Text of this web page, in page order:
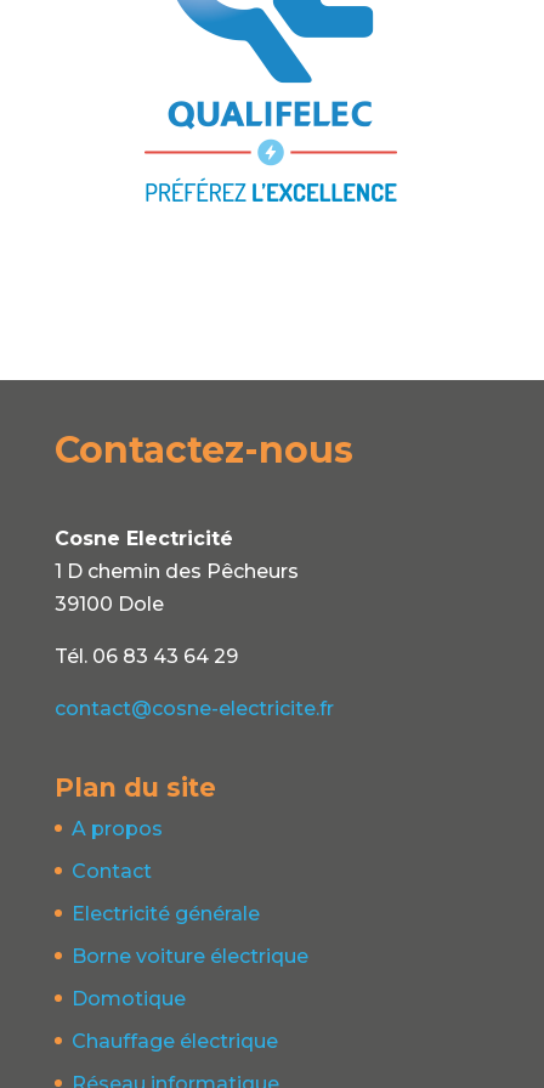
Contactez-nous
Cosne Electricité
1 D chemin des Pêcheurs
39100 Dole
Tél. 06 83 43 64 29
contact@cosne-electricite.fr
Plan du site
A propos
Contact
Electricité générale
Borne voiture électrique
Domotique
Chauffage électrique